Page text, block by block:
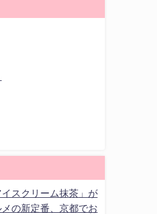
イスクリーム抹茶」が
の新定番、京都でお